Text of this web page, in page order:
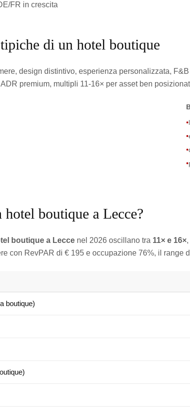
FR in crescita
di un hotel boutique
design distintivo, esperienza personalizzata,
premium, multipli 11-16× per asset ben
•
•
•
•
hotel boutique a Lecce?
boutique a Lecce nel 2026 oscillano tra 11× e 16×
con RevPAR di € 195 e occupazione 76%, il range
boutique)